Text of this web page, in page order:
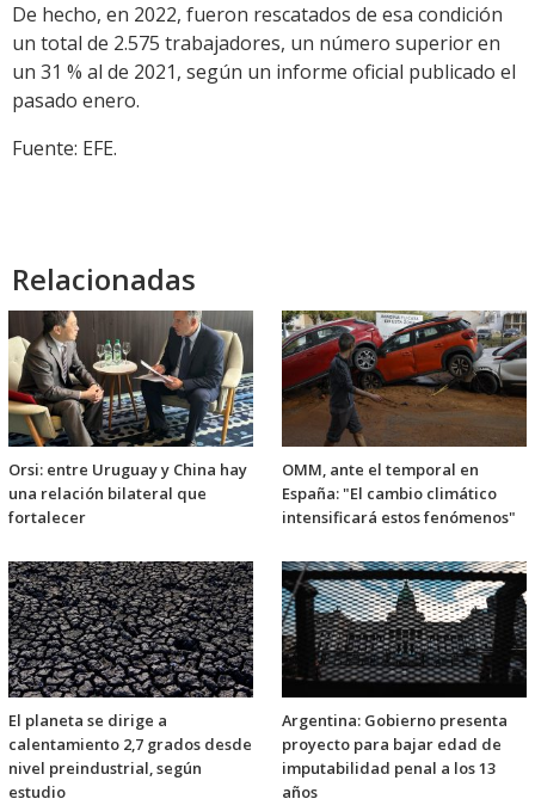
De hecho, en 2022, fueron rescatados de esa condición
un total de 2.575 trabajadores, un número superior en
un 31 % al de 2021, según un informe oficial publicado el
pasado enero.
Fuente: EFE.
Relacionadas
Orsi: entre Uruguay y China hay
una relación bilateral que
fortalecer
OMM, ante el temporal en
España: "El cambio climático
intensificará estos fenómenos"
El planeta se dirige a
calentamiento 2,7 grados desde
nivel preindustrial, según
estudio
Argentina: Gobierno presenta
proyecto para bajar edad de
imputabilidad penal a los 13
años